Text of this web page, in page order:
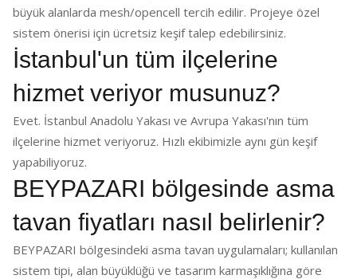
büyük alanlarda mesh/opencell tercih edilir. Projeye özel
sistem önerisi için ücretsiz keşif talep edebilirsiniz.
İstanbul'un tüm ilçelerine
hizmet veriyor musunuz?
Evet. İstanbul Anadolu Yakası ve Avrupa Yakası'nın tüm
ilçelerine hizmet veriyoruz. Hızlı ekibimizle aynı gün keşif
yapabiliyoruz.
BEYPAZARI bölgesinde asma
tavan fiyatları nasıl belirlenir?
BEYPAZARI bölgesindeki asma tavan uygulamaları; kullanılan
sistem tipi, alan büyüklüğü ve tasarım karmaşıklığına göre